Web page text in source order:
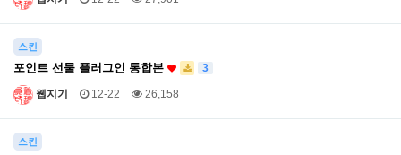
스킨
포인트 선물 플러그인 통합본 3
웹지기 12-22 26,158
스킨